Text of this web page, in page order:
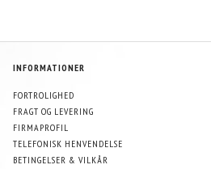
INFORMATIONER
FORTROLIGHED
FRAGT OG LEVERING
FIRMAPROFIL
TELEFONISK HENVENDELSE
BETINGELSER & VILKÅR